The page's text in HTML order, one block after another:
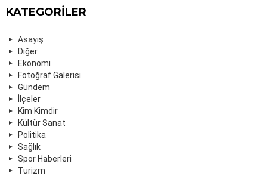
KATEGORILER
Asayiş
Diğer
Ekonomi
Fotoğraf Galerisi
Gündem
İlçeler
Kim Kimdir
Kültür Sanat
Politika
Sağlık
Spor Haberleri
Turizm